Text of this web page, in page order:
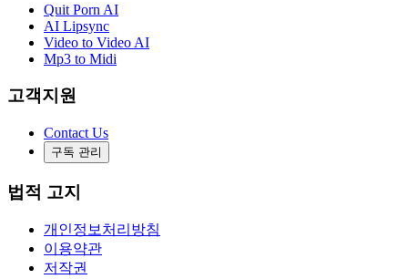
Quit Porn AI
AI Lipsync
Video to Video AI
Mp3 to Midi
고객지원
Contact Us
구독 관리
법적 고지
개인정보처리방침
이용약관
저작권